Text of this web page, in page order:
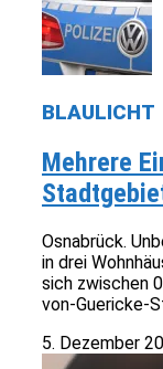
BLAULICHT
Mehrere
Osnabrück.
in drei
sich zwischen
von-Guericke-
5. Dezember